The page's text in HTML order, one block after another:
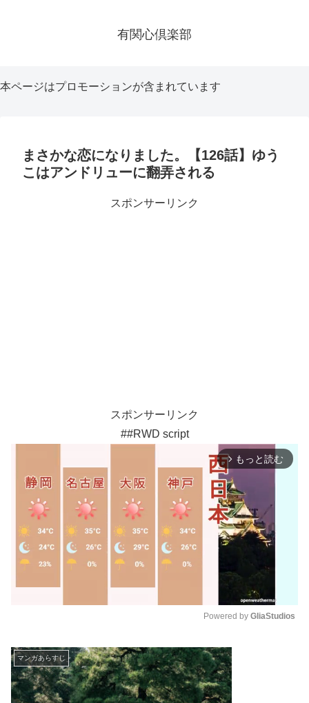
有関心倶楽部
本ページはプロモーションが含まれています
まさかな恋になりました。【126話】ゆう
こはアンドリューに翻弄される
スポンサーリンク
スポンサーリンク
##RWD script
arrow_forward_ios もっと読む
Powered by GliaStudios
マンガあらすじ